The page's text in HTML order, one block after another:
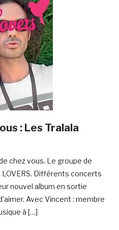
: Les Tralala
chez vous. Le groupe de
LOVERS. Différents concerts
nouvel album en sortie
Avec Vincent : membre
à […]